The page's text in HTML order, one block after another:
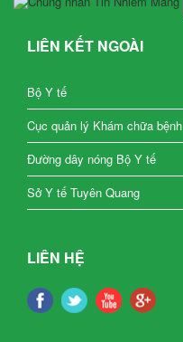
LIÊN KẾT NGOÀI
Bộ Y tế
Cục quản lý Khám chữa bệnh
Đường dây nóng Bộ Y tế
Sở Y tế Tuyên Quang
LIÊN HỆ